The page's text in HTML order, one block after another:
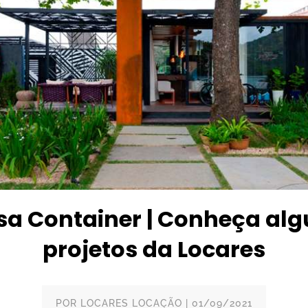
Container | Conheça
projetos da Locares
POR LOCARES LOCAÇÃO 01/09/2021